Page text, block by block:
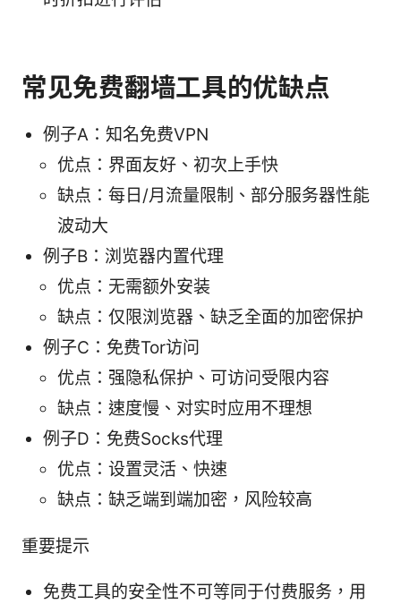
常见免费翻墙工具的优缺点
例子A：知名免费VPN
优点：界面友好、初次上手快
缺点：每日/月流量限制、部分服务器性能
波动大
例子B：浏览器内置代理
优点：无需额外安装
缺点：仅限浏览器、缺乏全面的加密保护
例子C：免费Tor访问
优点：强隐私保护、可访问受限内容
缺点：速度慢、对实时应用不理想
例子D：免费Socks代理
优点：设置灵活、快速
缺点：缺乏端到端加密，风险较高
重要提示
免费工具的安全性不可等同于付费服务，用